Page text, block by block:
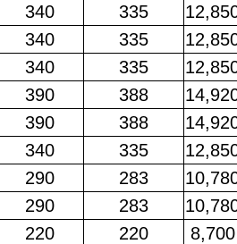
340 335
340 335
340 335
390 388
390 388
340 335
290 283
290 283
220 220
8,700